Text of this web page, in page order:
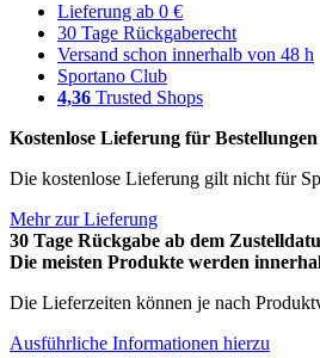
Lieferung ab 0 €
30 Tage Rückgaberecht
Versand schon innerhalb von 48 h
Sportano Club
4,36 Trusted Shops
Kostenlose Lieferung für
Die kostenlose Lieferung gilt nicht für
Mehr zur Lieferung
30 Tage Rückgabe ab dem
Die meisten Produkte werden
Die Lieferzeiten können je nach
Ausführliche Informationen hierzu